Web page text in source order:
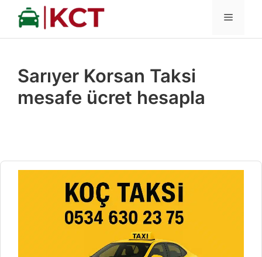
İçeriğe
MENÜ
Sarıyer Korsan Taksi
mesafe ücret hesapla